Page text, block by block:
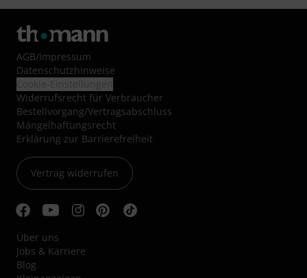
AGB/Impressum
Datenschutzhinweise
Widerrufsrecht für Verbraucher
Bestellvorgang/Vertragsabschluss
Mängelhaftungsrecht
Erklärung zur Barrierefreiheit
Vertrag widerrufen
Über uns
Jobs & Karriere
Blog